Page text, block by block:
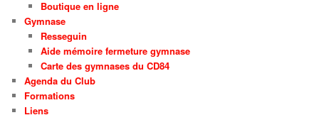
Boutique en ligne
Gymnase
Resseguin
Aide mémoire fermeture gymnase
Carte des gymnases du CD84
Agenda du Club
Formations
Liens